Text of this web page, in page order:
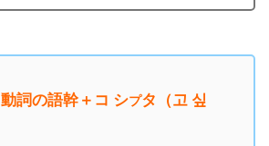
動詞の語幹＋コ シプタ（고 싶